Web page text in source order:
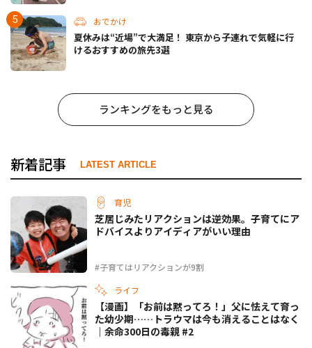
おでかけ
夏休みは“近場”で大満足！ 東京から子連れで気軽に行
けるおすすめの旅先3選
ランキングをもっと見る
新着記事 LATEST ARTICLE
育児
#子育てはリアクションが9割
芝居じみたリアクションは逆効果。子育てにア
ドバイスよりアイディアがいい理由
ライフ
【漫画】「お前は黙ってろ！」父に怯えて育っ
た幼少期……トラウマは今も消えることはなく
｜余命300日の毒親 #2